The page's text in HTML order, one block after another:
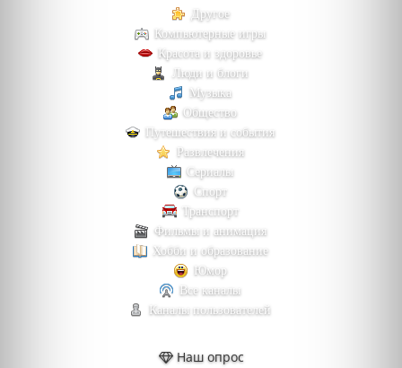
Другое
Компьютерные игры
Красота и здоровье
Люди и блоги
Музыка
Общество
Путешествия и события
Развлечения
Сериалы
Спорт
Транспорт
Фильмы и анимация
Хобби и образование
Юмор
Все каналы
Каналы пользователей
Наш опрос